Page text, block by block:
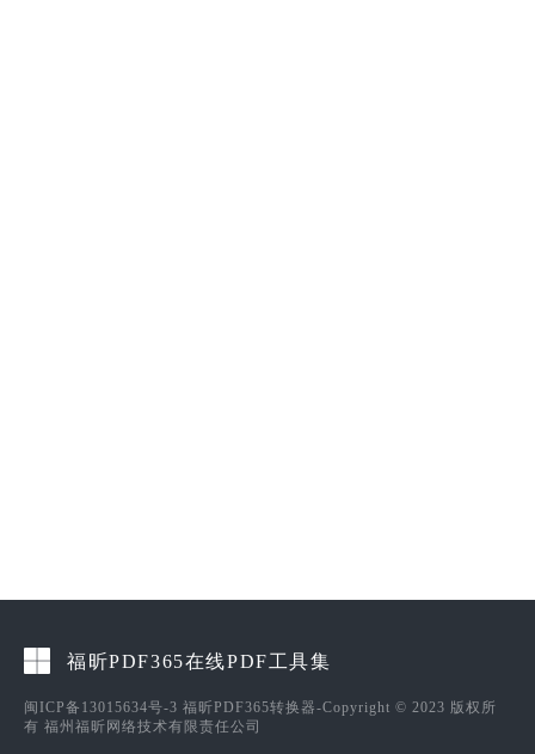
福昕PDF365在线PDF工具集
闽ICP备13015634号-3 福昕PDF365转换器-Copyright © 2023 版权所
有 福州福昕网络技术有限责任公司